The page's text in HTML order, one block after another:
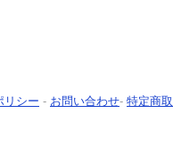
リシー - お問い合わせ- 特定商